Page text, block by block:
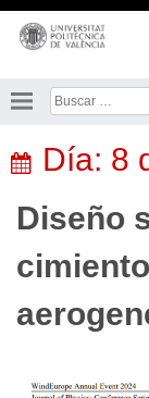
Saltar
contenido
Buscar:
Día: 8
Diseño